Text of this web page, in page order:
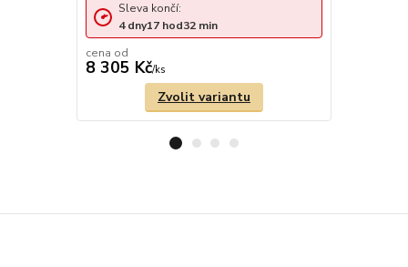
cena od
8 305 Kč/ks
Sleva končí:
4 dny17 hod32 min
Zvolit variantu